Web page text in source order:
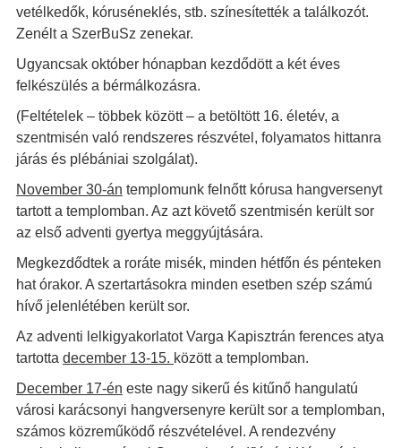
vetélkedők, kóruséneklés, stb. színesítették a találkozót.
Zenélt a SzerBuSz zenekar.
Ugyancsak október hónapban kezdődött a két éves
felkészülés a bérmálkozásra.
(Feltételek – többek között – a betöltött 16. életév, a
szentmisén való rendszeres részvétel, folyamatos hittanra
járás és plébániai szolgálat).
November 30-án templomunk felnőtt kórusa hangversenyt
tartott a templomban. Az azt követő szentmisén került sor
az első adventi gyertya meggyújtására.
Megkezdődtek a roráte misék, minden hétfőn és pénteken
hat órakor. A szertartásokra minden esetben szép számú
hívő jelenlétében került sor.
Az adventi lelkigyakorlatot Varga Kapisztrán ferences atya
tartotta december 13-15. között a templomban.
December 17-én este nagy sikerű és kitűnő hangulatú
városi karácsonyi hangversenyre került sor a templomban,
számos közreműködő részvételével. A rendezvény